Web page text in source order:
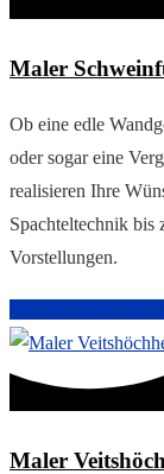
Maler
Ob eine edle
oder sogar eine
realisieren Ihre
Spachteltechnik bis
Vorstellungen.
Maler